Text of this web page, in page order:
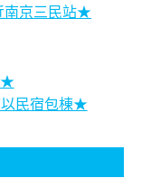
南京三民站★
★
以民宿包棟★